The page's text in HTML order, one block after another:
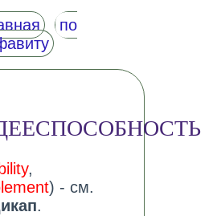
по
,
) - см.
.